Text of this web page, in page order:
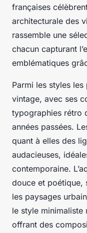
françaises
architecturale des
rassemble une
chacun capturant
emblématiques
Parmi les styles
vintage, avec ses
typographies rétro
années passées.
quant à elles des
audacieuses,
contemporaine.
douce et poétique,
les paysages
le style minimaliste
offrant des